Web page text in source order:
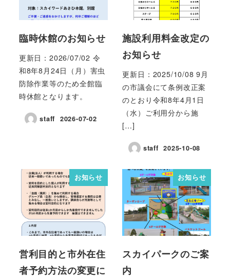
臨時休館のお知らせ
更新日：2026/07/02 令
和8年8月24日（月）害虫
防除作業等のため全館臨
時休館となります。
staff 2026-07-02
施設利用料金改定の
お知らせ
更新日：2025/10/08 9月
の市議会にて条例改正案
のとおり令和8年4月1日
（水）ご利用分から施
[…]
staff 2025-10-08
お知らせ
営利目的と市外在住
者予約方法の変更に
お知らせ
スカイパークのご案
内